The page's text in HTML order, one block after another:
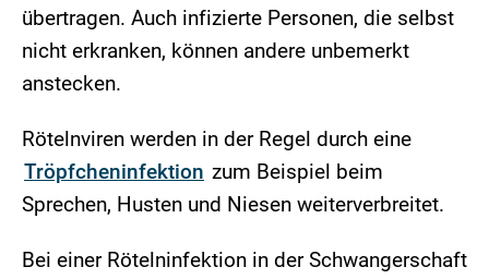
übertragen. Auch infizierte Personen, die selbst
nicht erkranken, können andere unbemerkt
anstecken.
Rötelnviren werden in der Regel durch eine
Tröpfcheninfektion zum Beispiel beim
Sprechen, Husten und Niesen weiterverbreitet.
Bei einer Rötelninfektion in der Schwangerschaft